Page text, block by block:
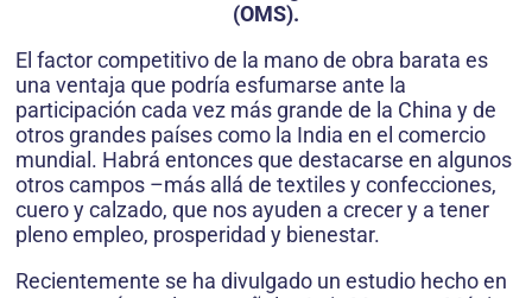
(OMS).
El factor competitivo de la mano de obra barata es
una ventaja que podría esfumarse ante la
participación cada vez más grande de la China y de
otros grandes países como la India en el comercio
mundial. Habrá entonces que destacarse en algunos
otros campos –más allá de textiles y confecciones,
cuero y calzado, que nos ayuden a crecer y a tener
pleno empleo, prosperidad y bienestar.
Recientemente se ha divulgado un estudio hecho en